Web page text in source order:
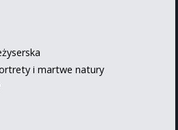
i martwe natury